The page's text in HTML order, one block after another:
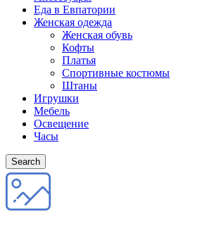
Еда в Евпатории
Женская одежда
Женская обувь
Кофты
Платья
Спортивные костюмы
Штаны
Игрушки
Мебель
Освещение
Часы
Search